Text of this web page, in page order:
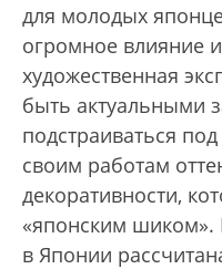
для молодых
огромное влияние
художественная
быть актуальными
подстраиваться
своим работам
декоративности,
«японским шиком».
в Японии